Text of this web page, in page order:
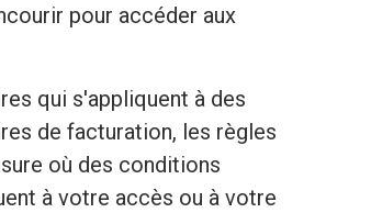
pour accéder aux
qui s'appliquent à des
de facturation, les règles
où des conditions
à votre accès ou à votre